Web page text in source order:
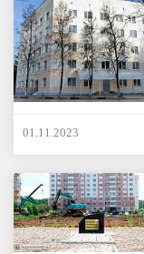
01.11.2023